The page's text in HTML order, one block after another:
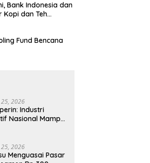
Bank Indonesia dan
Kopi dan Teh
Fund Bencana
2026
Industri
Nasional Mampu
2026
Menguasai Pasar